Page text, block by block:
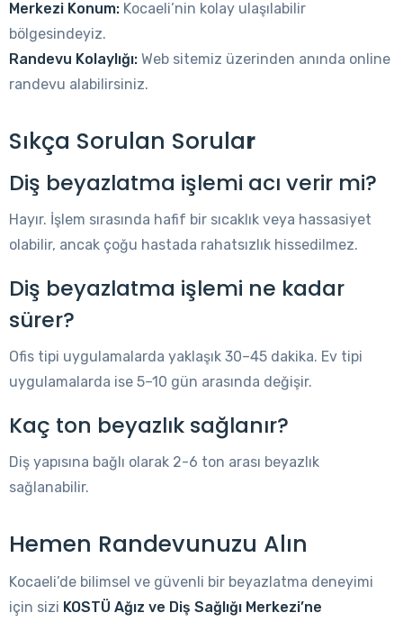
Merkezi Konum: Kocaeli’nin kolay ulaşılabilir
bölgesindeyiz.
Randevu Kolaylığı: Web sitemiz üzerinden anında online
randevu alabilirsiniz.
Sıkça Sorulan Sorular
Diş beyazlatma işlemi acı verir mi?
Hayır. İşlem sırasında hafif bir sıcaklık veya hassasiyet
olabilir, ancak çoğu hastada rahatsızlık hissedilmez.
Diş beyazlatma işlemi ne kadar
sürer?
Ofis tipi uygulamalarda yaklaşık 30–45 dakika. Ev tipi
uygulamalarda ise 5–10 gün arasında değişir.
Kaç ton beyazlık sağlanır?
Diş yapısına bağlı olarak 2-6 ton arası beyazlık
sağlanabilir.
Hemen Randevunuzu Alın
Kocaeli’de bilimsel ve güvenli bir beyazlatma deneyimi
için sizi KOSTÜ Ağız ve Diş Sağlığı Merkezi’ne